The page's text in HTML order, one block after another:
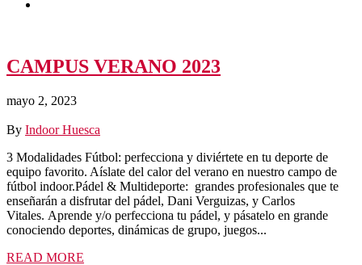
CAMPUS VERANO 2023
mayo 2, 2023
By Indoor Huesca
3 Modalidades Fútbol: perfecciona y diviértete en tu deporte de
equipo favorito. Aíslate del calor del verano en nuestro campo de
fútbol indoor.Pádel & Multideporte: grandes profesionales que te
enseñarán a disfrutar del pádel, Dani Verguizas, y Carlos
Vitales. Aprende y/o perfecciona tu pádel, y pásatelo en grande
conociendo deportes, dinámicas de grupo, juegos...
READ MORE